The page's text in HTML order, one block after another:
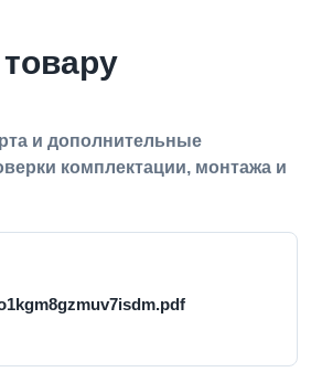
и дополнительные
комплектации, монтажа и